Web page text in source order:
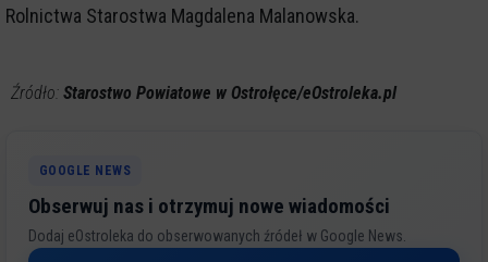
Rolnictwa Starostwa Magdalena Malanowska.
Źródło: Starostwo Powiatowe w Ostrołęce/eOstroleka.pl
GOOGLE NEWS
Obserwuj nas i otrzymuj nowe wiadomości
Dodaj eOstroleka do obserwowanych źródeł w Google News.